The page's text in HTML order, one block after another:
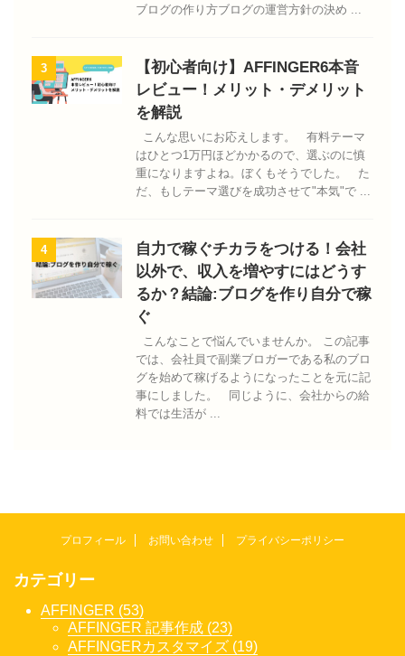
ブログの作り方ブログの運営方針の決め ...
3
【初心者向け】AFFINGER6本音
レビュー！メリット・デメリット
を解説
こんな思いにお応えします。 有料テーマ
はひとつ1万円ほどかかるので、選ぶのに慎
重になりますよね。ぼくもそうでした。 た
だ、もしテーマ選びを成功させて"本気"で ...
4
自力で稼ぐチカラをつける！会社
以外で、収入を増やすにはどうす
るか？結論:ブログを作り自分で稼
ぐ
こんなことで悩んでいませんか。 この記事
では、会社員で副業ブロガーである私のブロ
グを始めて稼げるようになったことを元に記
事にしました。 同じように、会社からの給
料では生活が ...
プロフィール お問い合わせ プライバシーポリシー
カテゴリー
AFFINGER (53)
AFFINGER 記事作成 (23)
AFFINGERカスタマイズ (19)